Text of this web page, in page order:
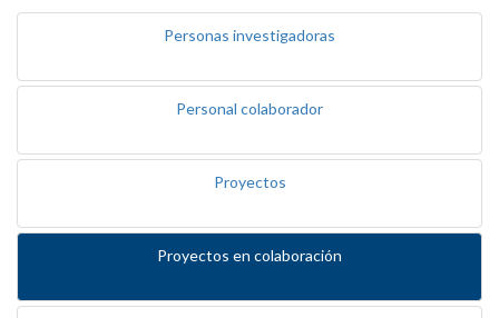
Personas investigadoras
Personal colaborador
Proyectos
Proyectos en colaboración